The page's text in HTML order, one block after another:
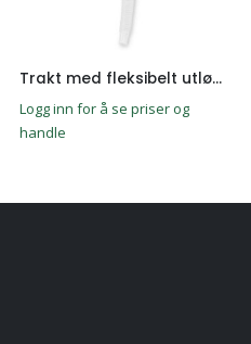
Trakt med fleksibelt utløp. Dia 152mm
Logg inn for å se priser og
handle